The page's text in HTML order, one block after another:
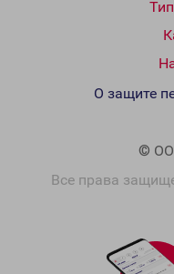
©
Все права
О защите